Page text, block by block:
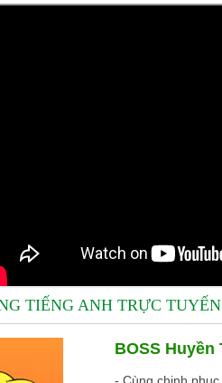
TIẾNG ANH TRỰC TUYẾN
BOSS Huyền